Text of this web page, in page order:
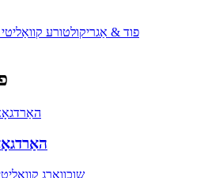
פוד & אַגריקולטורע